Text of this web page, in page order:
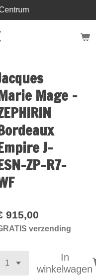
Mage -
J-
ZP-R7-
915,00
verzending
In
winkelwagen